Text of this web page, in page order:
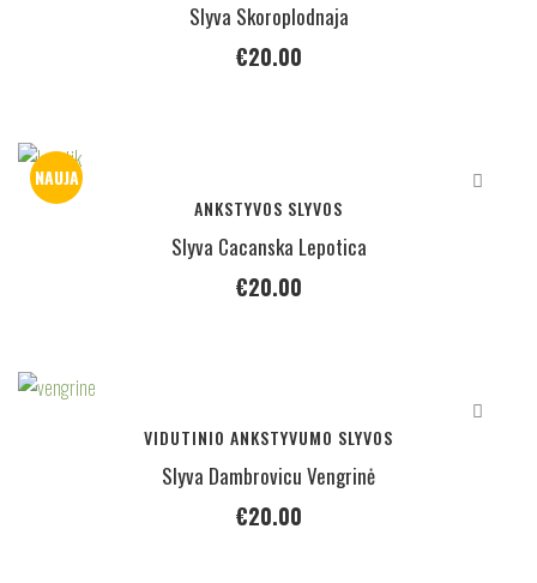
Slyva Skoroplodnaja
€20.00
NAUJA
ANKSTYVOS SLYVOS
Slyva Cacanska Lepotica
€20.00
VIDUTINIO ANKSTYVUMO SLYVOS
Slyva Dambrovicu Vengrinė
€20.00